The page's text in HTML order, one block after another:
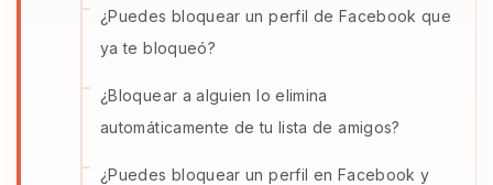
¿Puedes bloquear un perfil de Facebook que
ya te bloqueó?
¿Bloquear a alguien lo elimina
automáticamente de tu lista de amigos?
¿Puedes bloquear un perfil en Facebook y